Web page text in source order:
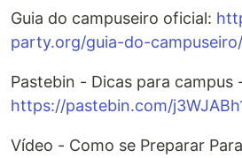
Guia do campuseiro oficial:
party.org/guia-do-campuseiro/
Pastebin - Dicas para campus
https://pastebin.com/
Vídeo - Como se Preparar